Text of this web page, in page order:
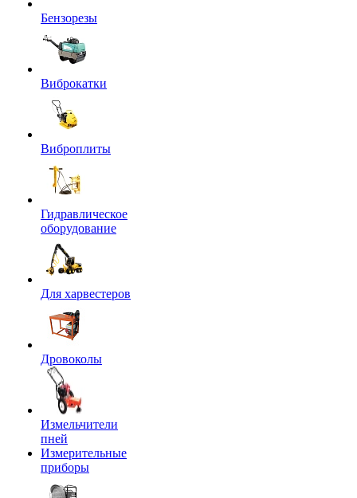
Бензорезы
Виброкатки
Виброплиты
Гидравлическое
оборудование
Для харвестеров
Дровоколы
Измельчители
пней
Измерительные
приборы